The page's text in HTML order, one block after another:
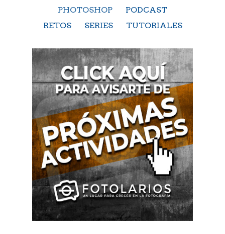
PHOTOSHOP
PODCAST
RETOS
SERIES TUTORIALES